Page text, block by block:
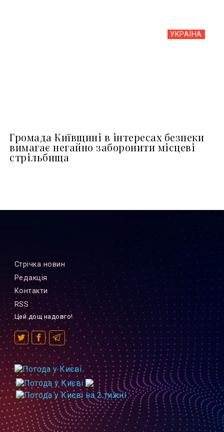
УКРАЇНА
Громада Київщині в інтересах безпеки
вимагає негайно заборонити місцеві
стрільбища
Стрiчка новин
Редакцiя
Контакти
RSS
Цей дощ надовго!